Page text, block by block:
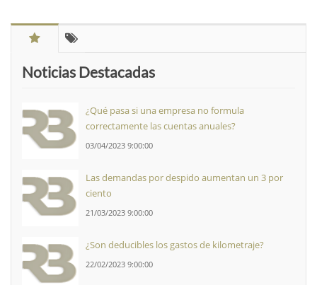
Noticias Destacadas
¿Qué pasa si una empresa no formula
correctamente las cuentas anuales?
03/04/2023 9:00:00
Las demandas por despido aumentan un 3 por
ciento
21/03/2023 9:00:00
¿Son deducibles los gastos de kilometraje?
22/02/2023 9:00:00